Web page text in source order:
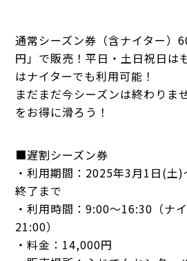
通常シーズン券（含ナイター）
円」 で販売！平日・土日祝日は
はナイターでも利用可能！
まだまだ今シーズンは終わりま
をお得に滑ろう！
■遅割シーズン券
・利用期間：2025年3月1日(土
終了まで
・利用時間：9:00～16:30（ナ
21:00）
・料金：14,000円